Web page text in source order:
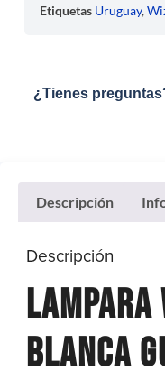
Etiquetas Uruguay,
¿Tienes
Descripción
Descripción
Lampara
Blanca